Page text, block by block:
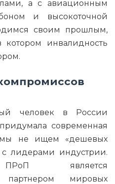
а с авиационным
и высокоточной
своим прошлым,
инвалидность
человек в России
современная
мы не ищем «дешевых
с лидерами индустрии.
ПРоП является
партнером мировых